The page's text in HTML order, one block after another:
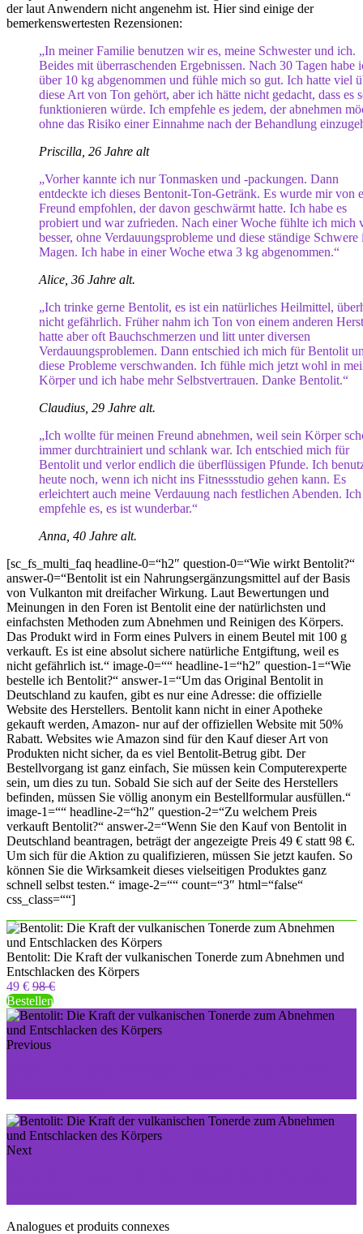
der laut Anwendern nicht angenehm ist. Hier sind einige der
bemerkenswertesten Rezensionen:
„In meiner Familie benutzen wir es, meine Schwester und ich.
Beides mit überraschenden Ergebnissen. Nach 30 Tagen habe
über 10 kg abgenommen und fühle mich so gut. Ich hatte viel
diese Art von Ton gehört, aber ich hätte nicht gedacht, dass es
funktionieren würde. Ich empfehle es jedem, der abnehmen
ohne das Risiko einer Einnahme nach der Behandlung
Priscilla, 26 Jahre alt
„Vorher kannte ich nur Tonmasken und -packungen. Dann
entdeckte ich dieses Bentonit-Ton-Getränk. Es wurde mir von
Freund empfohlen, der davon geschwärmt hatte. Ich habe es
probiert und war zufrieden. Nach einer Woche fühlte ich mich
besser, ohne Verdauungsprobleme und diese ständige Schwere
Magen. Ich habe in einer Woche etwa 3 kg abgenommen.“
Alice, 36 Jahre alt.
„Ich trinke gerne Bentolit, es ist ein natürliches Heilmittel,
nicht gefährlich. Früher nahm ich Ton von einem anderen
hatte aber oft Bauchschmerzen und litt unter diversen
Verdauungsproblemen. Dann entschied ich mich für Bentolit
diese Probleme verschwanden. Ich fühle mich jetzt wohl in
Körper und ich habe mehr Selbstvertrauen. Danke Bentolit.“
Claudius, 29 Jahre alt.
„Ich wollte für meinen Freund abnehmen, weil sein Körper
immer durchtrainiert und schlank war. Ich entschied mich für
Bentolit und verlor endlich die überflüssigen Pfunde. Ich
heute noch, wenn ich nicht ins Fitnessstudio gehen kann. Es
erleichtert auch meine Verdauung nach festlichen Abenden. Ich
empfehle es, es ist wunderbar.“
Anna, 40 Jahre alt.
[sc_fs_multi_faq headline-0=“h2″ question-0=“Wie wirkt Bentolit?“
answer-0=“Bentolit ist ein Nahrungsergänzungsmittel auf der Basis
von Vulkanton mit dreifacher Wirkung. Laut Bewertungen und
Meinungen in den Foren ist Bentolit eine der natürlichsten und
einfachsten Methoden zum Abnehmen und Reinigen des Körpers.
Das Produkt wird in Form eines Pulvers in einem Beutel mit 100 g
verkauft. Es ist eine absolut sichere natürliche Entgiftung, weil es
nicht gefährlich ist.“ image-0=““ headline-1=“h2″ question-1=“Wie
bestelle ich Bentolit?“ answer-1=“Um das Original Bentolit in
Deutschland zu kaufen, gibt es nur eine Adresse: die offizielle
Website des Herstellers. Bentolit kann nicht in einer Apotheke
gekauft werden, Amazon- nur auf der offiziellen Website mit 50%
Rabatt. Websites wie Amazon sind für den Kauf dieser Art von
Produkten nicht sicher, da es viel Bentolit-Betrug gibt. Der
Bestellvorgang ist ganz einfach, Sie müssen kein Computerexperte
sein, um dies zu tun. Sobald Sie sich auf der Seite des Herstellers
befinden, müssen Sie völlig anonym ein Bestellformular ausfüllen.“
image-1=““ headline-2=“h2″ question-2=“Zu welchem ​​Preis
verkauft Bentolit?“ answer-2=“Wenn Sie den Kauf von Bentolit in
Deutschland beantragen, beträgt der angezeigte Preis 49 € statt 98 €.
Um sich für die Aktion zu qualifizieren, müssen Sie jetzt kaufen. So
können Sie die Wirksamkeit dieses vielseitigen Produktes ganz
schnell selbst testen.“ image-2=““ count=“3″ html=“false“
css_class=““]
Bentolit: Die Kraft der vulkanischen Tonerde zum Abnehmen und
Entschlacken des Körpers
49 € 98 €
Bestellen
Previous
Next
Analogues et produits connexes